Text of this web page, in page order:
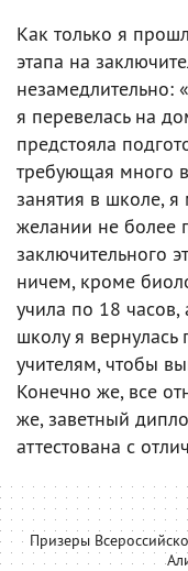
Как только я
этапа на
незамедлительно:
я перевелась на
предстояла
требующая много
занятия в школе,
желании не более
заключительного
ничем, кроме
учила по 18 часов,
школу я вернулась
учителям, чтобы
Конечно же, все
же, заветный
аттестована с
Призеры